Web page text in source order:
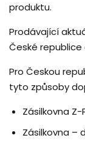
produktu.
Prodávající
České republice
Pro Českou
tyto způsoby
Zásilkovna
Zásilkovna –